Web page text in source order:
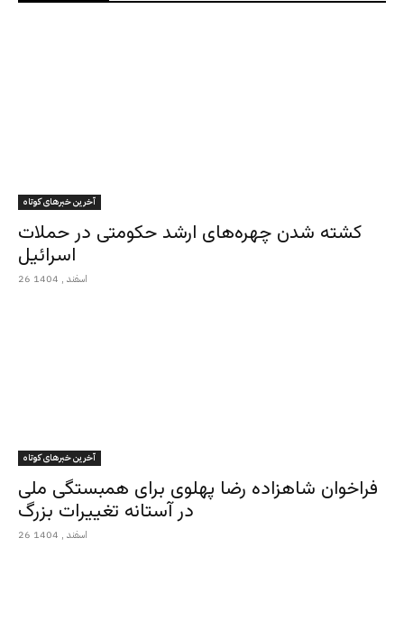
آخرین خبرهای کوتاه
کشته شدن چهره‌های ارشد حکومتی در حملات
اسرائیل
26 اسفند , 1404
آخرین خبرهای کوتاه
فراخوان شاهزاده رضا پهلوی برای همبستگی ملی
در آستانه تغییرات بزرگ
26 اسفند , 1404